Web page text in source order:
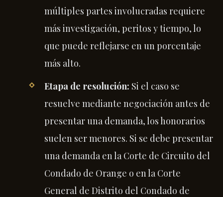
múltiples partes involucradas requiere
más investigación, peritos y tiempo, lo
que puede reflejarse en un porcentaje
más alto.
Etapa de resolución: Si el caso se
resuelve mediante negociación antes de
presentar una demanda, los honorarios
suelen ser menores. Si se debe presentar
una demanda en la Corte de Circuito del
Condado de Orange o en la Corte
General de Distrito del Condado de